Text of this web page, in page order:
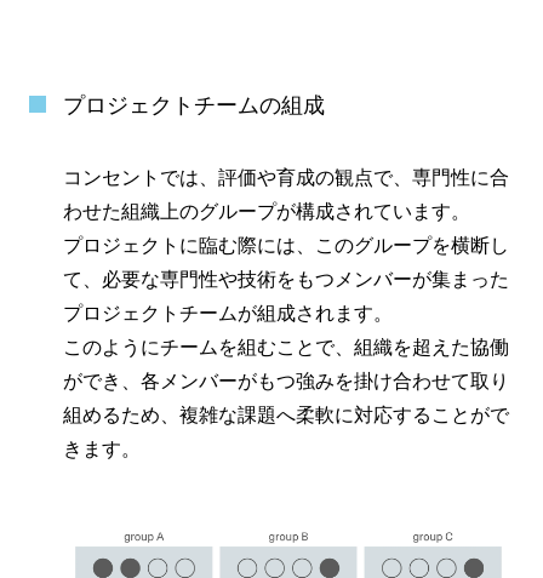
プロジェクトチームの組成
コンセントでは、評価や育成の観点で、専門性に合
わせた組織上のグループが構成されています。
プロジェクトに臨む際には、このグループを横断し
て、必要な専門性や技術をもつメンバーが集まった
プロジェクトチームが組成されます。
このようにチームを組むことで、組織を超えた協働
ができ、各メンバーがもつ強みを掛け合わせて取り
組めるため、複雑な課題へ柔軟に対応することがで
きます。